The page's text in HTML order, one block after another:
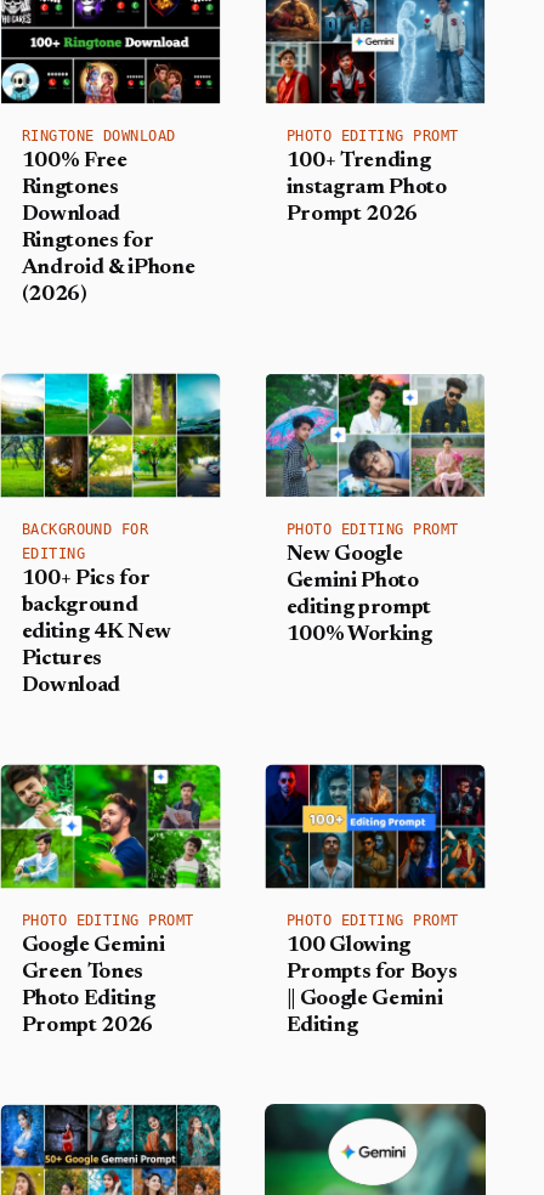
RINGTONE DOWNLOAD
100% Free
Ringtones
Download
Ringtones for
Android & iPhone
(2026)
PHOTO EDITING PROMT
100+ Trending
instagram Photo
Prompt 2026
BACKGROUND FOR
EDITING
100+ Pics for
background
editing 4K New
Pictures
Download
PHOTO EDITING PROMT
New Google
Gemini Photo
editing prompt
100% Working
PHOTO EDITING PROMT
Google Gemini
Green Tones
Photo Editing
Prompt 2026
PHOTO EDITING PROMT
100 Glowing
Prompts for Boys
|| Google Gemini
Editing